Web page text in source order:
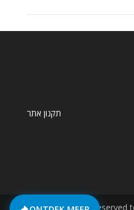
תקנון אתר
© All rights reserved